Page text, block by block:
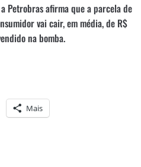
Petrobras afirma que a parcela de
vai cair, em média, de R$
na bomba.
Mais